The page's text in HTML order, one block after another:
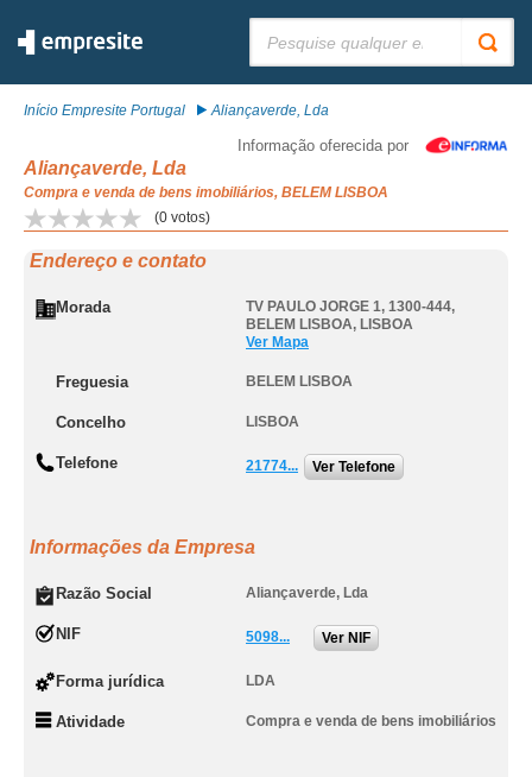
Início Empresite Portugal Aliançaverde, Lda
Informação oferecida por
Aliançaverde, Lda
Compra e venda de bens imobiliários, BELEM LISBOA
(0 votos)
Endereço e contato
Morada TV PAULO JORGE 1, 1300-444,
BELEM LISBOA, LISBOA
Ver Mapa
Freguesia BELEM LISBOA
Concelho LISBOA
Telefone 21774... Ver Telefone
Informações da Empresa
Razão Social Aliançaverde, Lda
NIF 5098... Ver NIF
Forma jurídica LDA
Atividade Compra e venda de bens imobiliários